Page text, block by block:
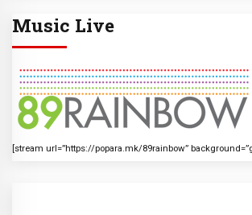
Music Live
[stream url=”https://popara.mk/89rainbow”